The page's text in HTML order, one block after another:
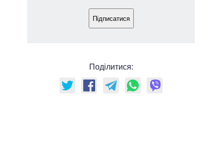
Підписатися
Поділитися: